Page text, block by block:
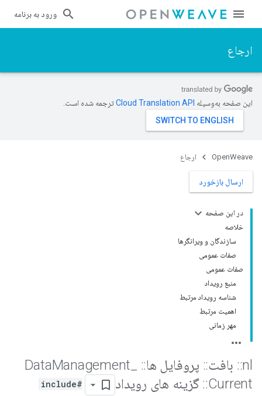
ورود به برنامه
ارجاع
این صفحه به‌وسیله ترجمه شده است.
OpenWeave ارجاع
ارسال بازخورد
در این صفحه
خلاصه
سازندگان و ویرانگرها
صفات عمومی
صفات عمومی
منبع رویداد
شناسه رویداد مرتبط
اهمیت مرتبط
مهر زمانی
nl
:: بافت:: پروفایل ها::
Management
Current
:: گزینه های رویداد
#include